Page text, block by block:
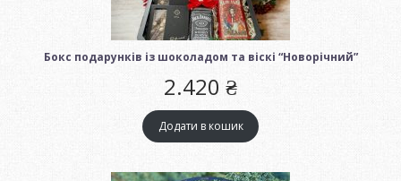
Бокс подарунків із шоколадом та віскі “Новорічний”
2.420 ₴
Додати в кошик